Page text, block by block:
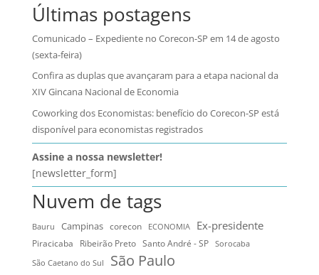
Últimas postagens
Comunicado – Expediente no Corecon-SP em 14 de agosto
(sexta-feira)
Confira as duplas que avançaram para a etapa nacional da
XIV Gincana Nacional de Economia
Coworking dos Economistas: benefício do Corecon-SP está
disponível para economistas registrados
Assine a nossa newsletter!
[newsletter_form]
Nuvem de tags
Bauru Campinas corecon ECONOMIA Ex-presidente
Piracicaba Ribeirão Preto Santo André - SP
Sorocaba
São Caetano do Sul
São Paulo